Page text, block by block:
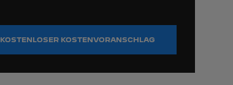
KOSTENLOSER KOSTENVORANSCHLAG